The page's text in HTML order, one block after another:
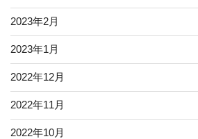
2023年2月
2023年1月
2022年12月
2022年11月
2022年10月